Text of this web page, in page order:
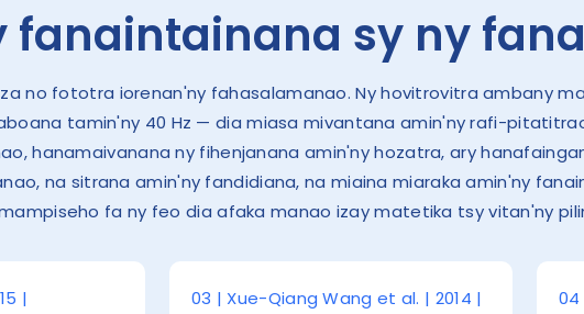
fanaintainana sy ny
no fototra iorenan'ny fahasalamanao. Ny hovitrovitra ambany
tamin'ny 40 Hz — dia miasa mivantana amin'ny rafi-
hanamaivanana ny fihenjanana amin'ny hozatra, ary
na sitrana amin'ny fandidiana, na miaina miaraka amin'ny
fa ny feo dia afaka manao izay matetika tsy vitan'ny
|
03 | Xue-Qiang Wang et al. | 2014 |
04